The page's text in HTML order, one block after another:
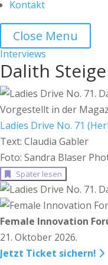
Kontakt
Close Menu
Interviews
Dalith
Vorgestellt in der
Ladies Drive No. 71
Text: Claudia Gabler
Foto: Sandra Blaser
Später lesen
Female Innovation
21. Oktober 2026.
Jetzt Ticket sichern!